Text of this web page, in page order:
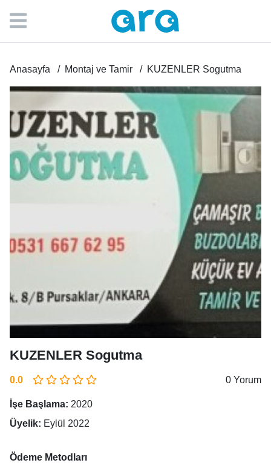
Anasayfa Montaj ve Tamir KUZENLER Sogutma
KUZENLER Sogutma
0.0 0 Yorum
İşe Başlama: 2020
Üyelik: Eylül 2022
Ödeme Metodları